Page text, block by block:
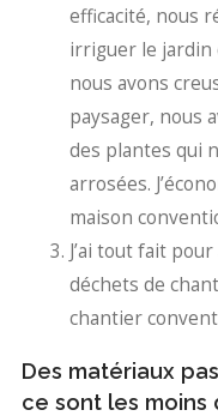
efficacité, nous
irriguer le jardin
nous avons
paysager, nous
des plantes qui
arrosées.
maison
J’ai tout fait
déchets de
chantier
Des matériaux
ce sont les moins